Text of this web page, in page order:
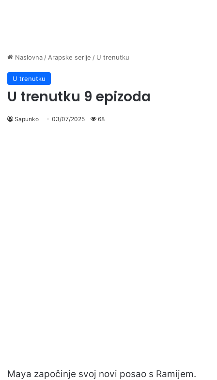
Naslovna / Arapske serije / U trenutku
U trenutku
U trenutku 9 epizoda
Sapunko 03/07/2025 68
Maya započinje svoj novi posao s Ramijem.